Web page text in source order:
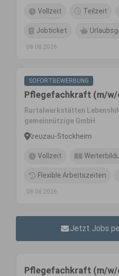
Vollzeit Teilzeit
Jobticket
08.08.2026
SOFORTBEWERBUNG
Pflegefachkraft (m/
Rurtalwerkstätten
gemeinnützige GmbH
Kreuzau-Stockheim
Vollzeit
Flexible Arbeitszeiten
08.08.2026
Jetzt Jobs
Pflegefachkraft (m/